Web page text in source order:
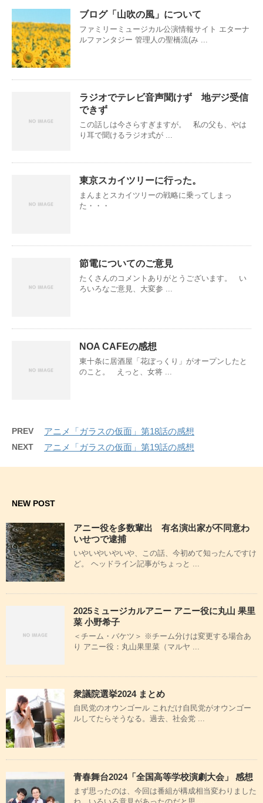
ブログ「山吹の風」について
ファミリーミュージカル公演情報サイト エターナ
ルファンタジー 管理人の聖橋流(み ...
ラジオでテレビ音声聞けず 地デジ受信
できず
この話しは今さらすぎますが。 私の父も、やは
り耳で聞けるラジオ式が ...
東京スカイツリーに行った。
まんまとスカイツリーの戦略に乗ってしまっ
た・・・
節電についてのご意見
たくさんのコメントありがとうございます。 い
ろいろなご意見、大変参 ...
NOA CAFEの感想
東十条に居酒屋「花ぼっくり」がオープンしたと
のこと。 えっと、女将 ...
PREV アニメ「ガラスの仮面」第18話の感想
NEXT アニメ「ガラスの仮面」第19話の感想
NEW POST
アニー役を多数輩出 有名演出家が不同意わ
いせつで逮捕
いやいやいやいや、この話、今初めて知ったんですけ
ど。 ヘッドライン記事がちょっと ...
2025ミュージカルアニー アニー役に丸山 果里
菜 小野希子
＜チーム・バケツ＞ ※チーム分けは変更する場合あ
り アニー役：丸山果里菜（マルヤ ...
衆議院選挙2024 まとめ
自民党のオウンゴール これだけ自民党がオウンゴー
ルしてたらそうなる。過去、社会党 ...
青春舞台2024「全国高等学校演劇大会」 感想
まず思ったのは、今回は番組が構成相当変わりました